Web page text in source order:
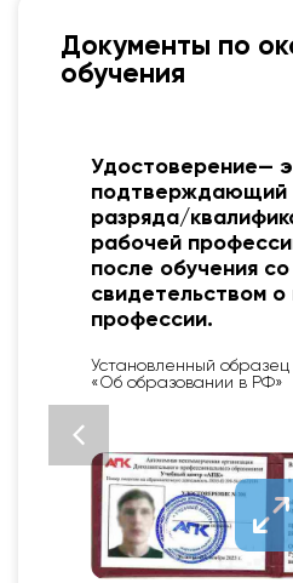
Документы по
обучения
Протокол об
его функция
обучения и его
Каждый Учебный
разрабатывает
шаблон
специфики
Закон не